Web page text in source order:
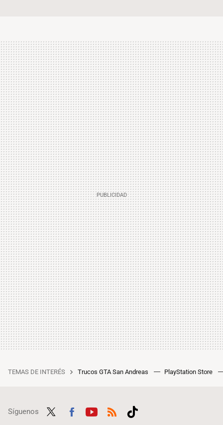
TEMAS DE INTERÉS Trucos GTA San Andreas PlayStation Store
Síguenos